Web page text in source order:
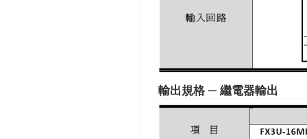
輸出規格 ─ 繼電器輸出